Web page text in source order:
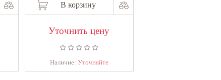
В корзину
Уточнить цену
Наличие:Уточняйте